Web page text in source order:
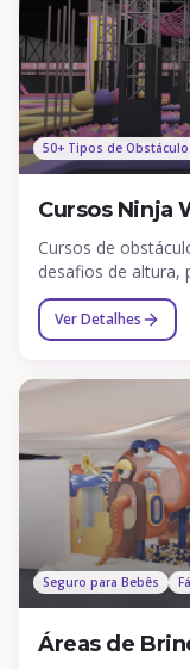
50+ Tipos de
Cursos Ninja
Cursos de
desafios de altura,
de cordas, barras
aventura.
Ver Detalhes
Seguro para Bebês
Áreas de